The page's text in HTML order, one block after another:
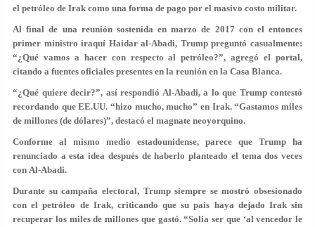
el petróleo de Irak como una forma de pago por el masivo costo militar.
Al final de una reunión sostenida en marzo de 2017 con el entonces
primer ministro iraquí Haidar al-Abadi, Trump preguntó casualmente:
“¿Qué vamos a hacer con respecto al petróleo?”, agregó el portal,
citando a fuentes oficiales presentes en la reunión en la Casa Blanca.
“¿Qué quiere decir?”, así respondió Al-Abadi, a lo que Trump contestó
recordando que EE.UU. “hizo mucho, mucho” en Irak. “Gastamos miles
de millones (de dólares)”, destacó el magnate neoyorquino.
Conforme al mismo medio estadounidense, parece que Trump ha
renunciado a esta idea después de haberlo planteado el tema dos veces
con Al-Abadi.
Durante su campaña electoral, Trump siempre se mostró obsesionado
con el petróleo de Irak, criticando que su país haya dejado Irak sin
recuperar los miles de millones que gastó. “Solía ser que ‘al vencedor le